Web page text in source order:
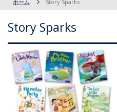
ホーム Story Sparks
Story Sparks